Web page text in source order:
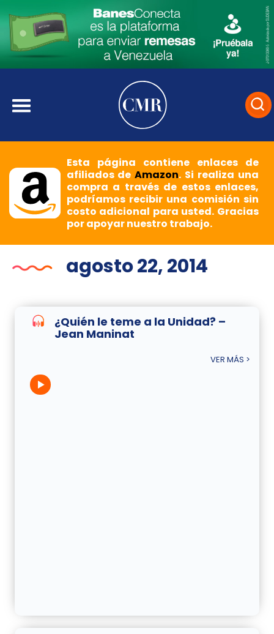
Esta página contiene enlaces de
afiliados deAmazon. Si realiza una
compra a través de estos enlaces,
podríamos recibir una comisión sin
costo adicional para usted. Gracias
por apoyar nuestro trabajo.
agosto 22, 2014
¿Quién le teme a la Unidad? –
Jean Maninat
VER MÁS >